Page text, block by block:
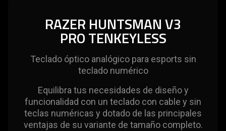
RAZER HUNTSMAN V3
PRO TENKEYLESS
Teclado óptico analógico para esports sin
teclado numérico
Equilibra tus necesidades de diseño y
funcionalidad con un teclado con cable y sin
teclas numéricas y dotado de las principales
ventajas de su variante de tamaño completo.